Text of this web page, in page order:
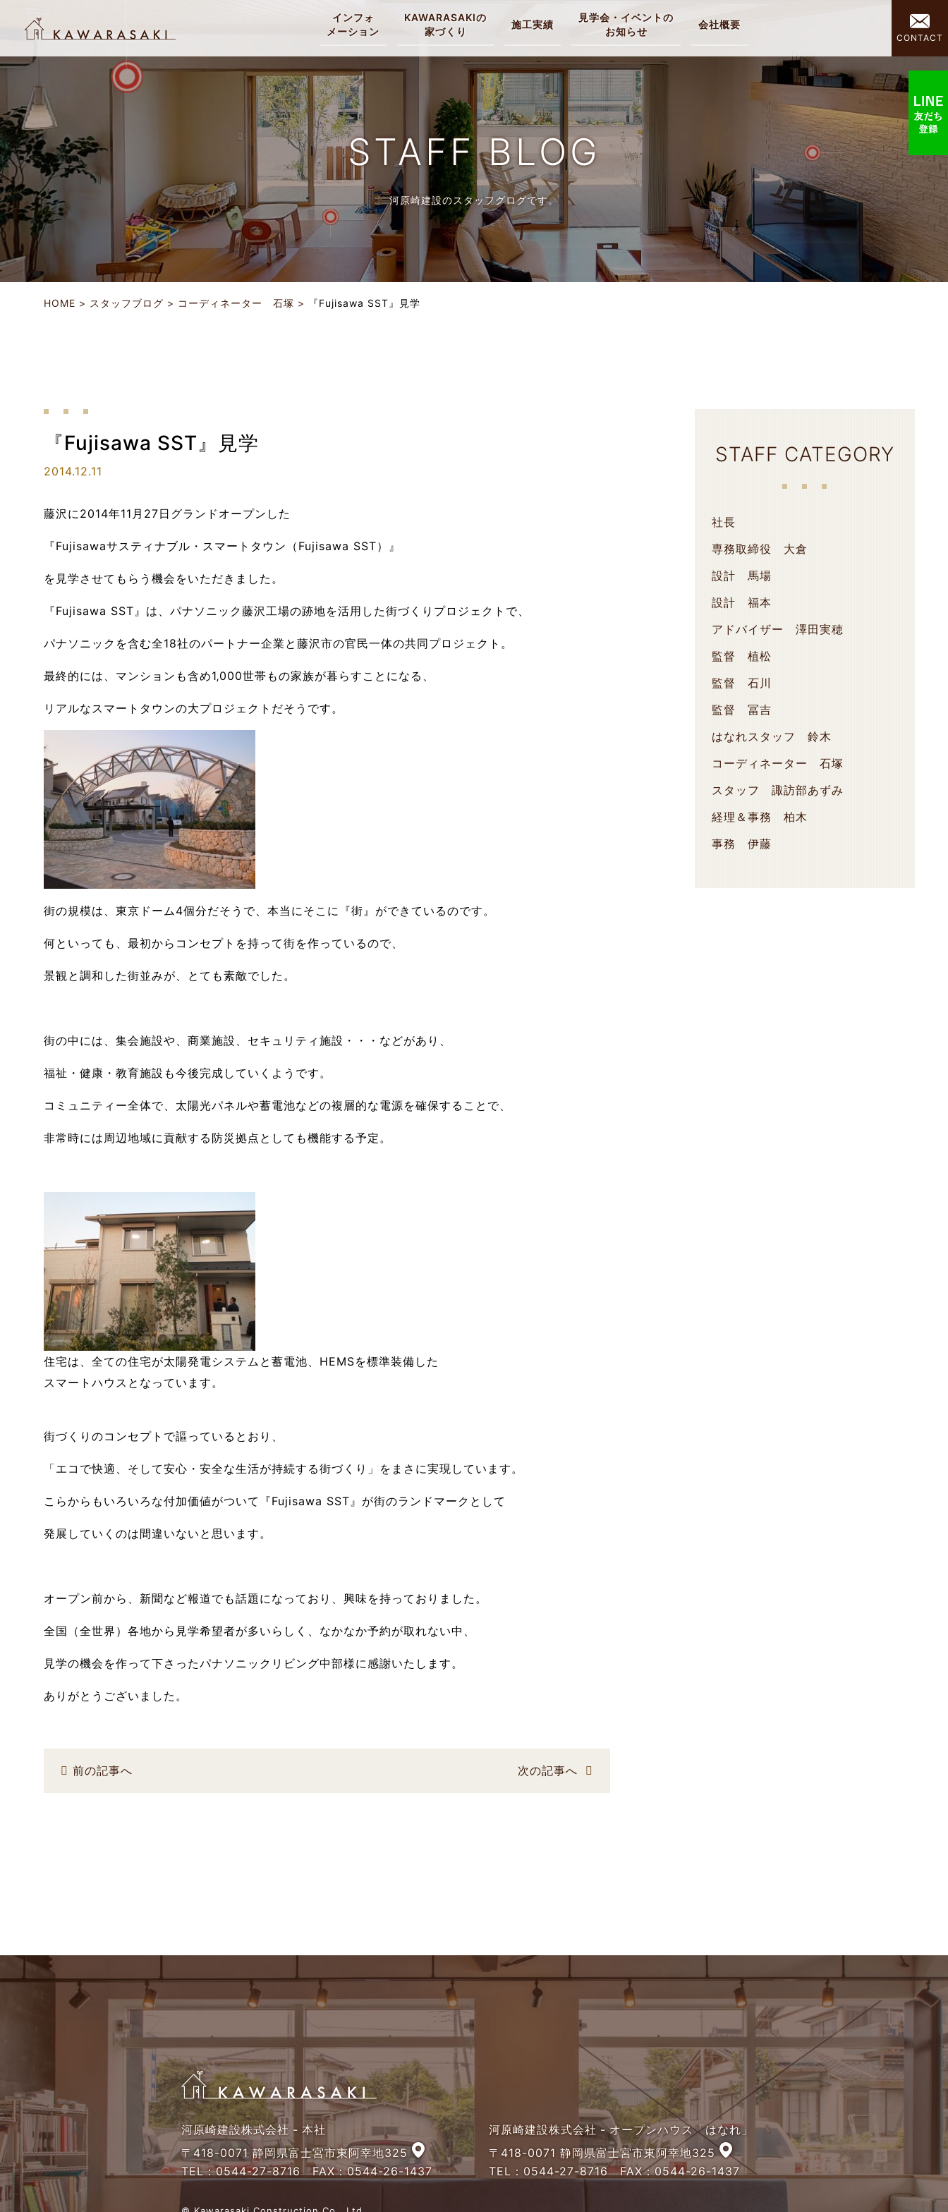
インフォ
メーション
KAWARASAKIの
家づくり
施工実績
見学会・イベントの
お知らせ
会社概要
CONTACT
STAFF BLOG
河原崎建設のスタッフグログです。
HOME スタッフブログ コーディネーター 石塚 『Fujisawa SST』見学
『Fujisawa SST』見学
2014.12.11
藤沢に2014年11月27日 グランドオープンした
『Fujisawaサスティナブル・スマートタウン（Fujisawa SST）』
を見学させてもらう機会をいただきました。
『Fujisawa SST』は、パナソニック藤沢工場の跡地を活用した街づくりプロジェクトで、
パナソニックを含む全18社のパートナー企業と藤沢市の官民一体の共同プロジェクト。
最終的には、マンションも含め1‚000世帯もの家族が暮らすことになる、
リアルなスマートタウンの大プロジェクトだそうです。
街の規模は、東京ドーム4個分だそうで、本当にそこに『街』ができているのです。
何といっても、最初からコンセプトを持って街を作っているので、
景観と調和した街並みが、とても素敵でした。
街の中には、集会施設や、商業施設、セキュリティ施設・・・などがあり、
福祉・健康・教育施設も今後完成していくようです。
コミュニティー全体で、太陽光パネルや蓄電池などの複層的な電源を確保することで、
非常時には周辺地域に貢献する防災拠点としても機能する予定。
住宅は、全ての住宅が太陽発電システムと蓄電池、HEMSを標準装備した
スマートハウスとなっています。
街づくりのコンセプトで謳っているとおり、
「エコで快適、そして安心・安全な生活が持続する街づくり」をまさに実現しています。
こらからもいろいろな付加価値がついて『Fujisawa SST』が街のランドマークとして
発展していくのは間違いないと思います。
オープン前から、新聞など報道でも話題になっており、興味を持っておりました。
全国（全世界）各地から見学希望者が多いらしく、なかなか予約が取れない中、
見学の機会を作って下さったパナソニックリビング中部様に感謝いたします。
ありがとうございました。
前の記事へ 次の記事へ
STAFF CATEGORY
社長
専務取締役 大倉
設計 馬場
設計 福本
アドバイザー 澤田実穂
監督 植松
監督 石川
監督 冨吉
はなれスタッフ 鈴木
コーディネーター 石塚
スタッフ 諏訪部あずみ
経理＆事務 柏木
事務 伊藤
河原崎建設株式会社 - 本社
〒418-0071 静岡県富士宮市東阿幸地325
TEL：0544-27-8716FAX：0544-26-1437
河原崎建設株式会社 - オープンハウス「はなれ」
〒418-0071 静岡県富士宮市東阿幸地325
TEL： 0544-27-8716FAX：0544-26-1437